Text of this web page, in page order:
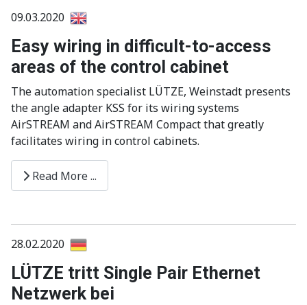
09.03.2020
Easy wiring in difficult-to-access
areas of the control cabinet
The automation specialist LÜTZE, Weinstadt presents
the angle adapter KSS for its wiring systems
AirSTREAM and AirSTREAM Compact that greatly
facilitates wiring in control cabinets.
Read More ...
28.02.2020
LÜTZE tritt Single Pair Ethernet
Netzwerk bei